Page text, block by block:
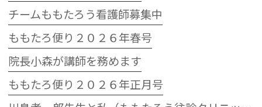
チームももたろう看護師募集中
ももたろ便り２０２６年春号
院長小森が講師を務めます
ももたろ便り２０２６年正月号